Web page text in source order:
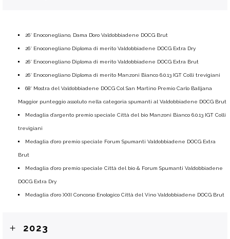
26° Enoconegliano, Dama D’oro Valdobbiadene DOCG Brut
26° Enoconegliano Diploma di merito Valdobbiadene DOCG Extra Dry
26° Enoconegliano Diploma di merito Valdobbiadene DOCG Extra Brut
26° Enoconegliano Diploma di merito Manzoni Bianco 6.0.13 IGT Colli trevigiani
68° Mostra del Valdobbiadene DOCG Col San Martino Premio Carlo Balljana
Maggior punteggio assoluto nella categoria spumanti al Valdobbiadene DOCG Brut
Medaglia d’argento premio speciale Città del bio Manzoni Bianco 6.0.13 IGT Colli
trevigiani
Medaglia d’oro premio speciale Forum Spumanti Valdobbiadene DOCG Extra
Brut
Medaglia d’oro premio speciale Città del bio & Forum Spumanti Valdobbiadene
DOCG Extra Dry
Medaglia d’oro XXII Concorso Enologico Città del Vino Valdobbiadene DOCG Brut
2023